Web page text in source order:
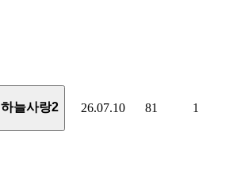
하늘사랑2 26.07.10 81 1